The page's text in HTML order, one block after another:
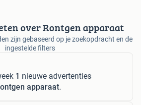
over Rontgen apparaat
zijn gebaseerd op je zoekopdracht en de
ingestelde filters
1 nieuwe advertenties
apparaat.